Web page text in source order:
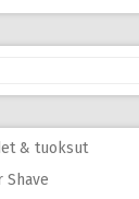
& tuoksut
Shave